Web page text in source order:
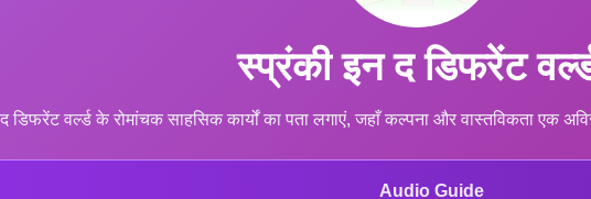
स्प्रंकी इन द डिफरेंट
डिफरेंट वर्ल्ड के रोमांचक साहसिक कार्यों का पता लगाएं, जहाँ कल्पना और वास्तविकता एक
Audio Guide